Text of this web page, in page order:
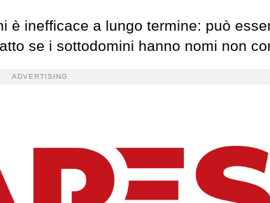
è inefficace a lungo termine: può
se i sottodomini hanno nomi non
ADVERTISING